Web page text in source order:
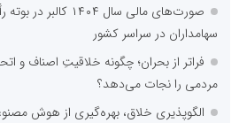
صورت‌های مالی سال
سهامداران در سراسر کشور
فراتر از بحران؛ چگونه خلاقیتِ اصناف و
مردمی را نجات می‌دهد؟
الگوپذیری خلاق، بهره‌گیری از هوش